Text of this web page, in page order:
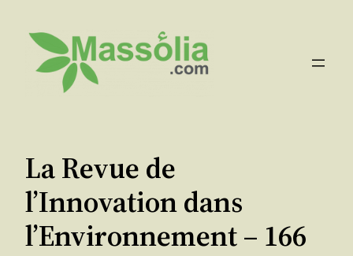
contenu
La Revue de
l’Innovation dans
l’Environnement – 166